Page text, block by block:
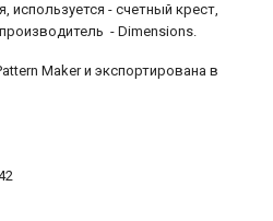
используется - счетный крест,
- Dimensions.
Maker и экспортирована в